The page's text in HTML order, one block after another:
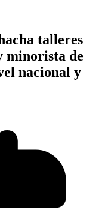
talleres
minorista de
nacional y